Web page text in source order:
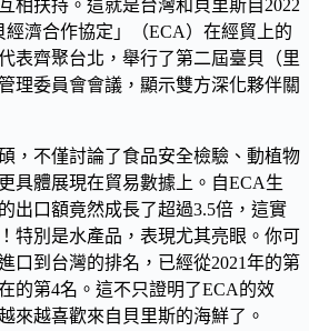
相扶持。這就是台灣和貝里斯自2022
經濟合作協定」（ECA）在經貿上的
表齊聚台北，舉行了第二屆臺貝（里
理委員會會議，顯示雙方深化夥伴關
，不僅討論了食品安全檢驗、動植物
具體展現在貿易數據上。自ECA生
出口額竟然成長了超過3.5倍，這實
特別是水產品，表現尤其亮眼。你可
口到台灣的排名，已經從2021年的第
的第4名。這不只證明了ECA的效
來越喜歡來自貝里斯的海鮮了。